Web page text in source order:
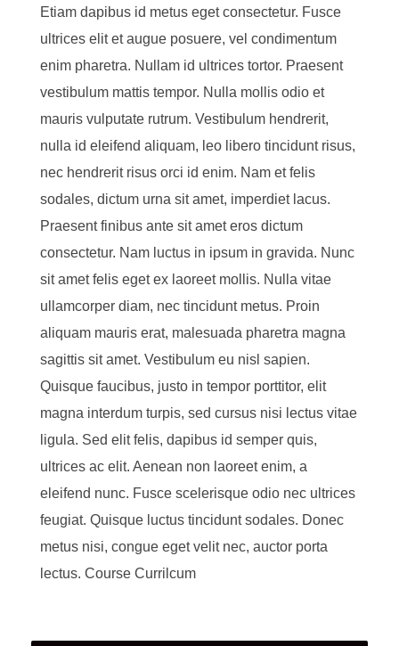
Etiam dapibus id metus eget consectetur. Fusce
ultrices elit et augue posuere, vel condimentum
enim pharetra. Nullam id ultrices tortor. Praesent
vestibulum mattis tempor. Nulla mollis odio et
mauris vulputate rutrum. Vestibulum hendrerit,
nulla id eleifend aliquam, leo libero tincidunt risus,
nec hendrerit risus orci id enim. Nam et felis
sodales, dictum urna sit amet, imperdiet lacus.
Praesent finibus ante sit amet eros dictum
consectetur. Nam luctus in ipsum in gravida. Nunc
sit amet felis eget ex laoreet mollis. Nulla vitae
ullamcorper diam, nec tincidunt metus. Proin
aliquam mauris erat, malesuada pharetra magna
sagittis sit amet. Vestibulum eu nisl sapien.
Quisque faucibus, justo in tempor porttitor, elit
magna interdum turpis, sed cursus nisi lectus vitae
ligula. Sed elit felis, dapibus id semper quis,
ultrices ac elit. Aenean non laoreet enim, a
eleifend nunc. Fusce scelerisque odio nec ultrices
feugiat. Quisque luctus tincidunt sodales. Donec
metus nisi, congue eget velit nec, auctor porta
lectus. Course Currilcum